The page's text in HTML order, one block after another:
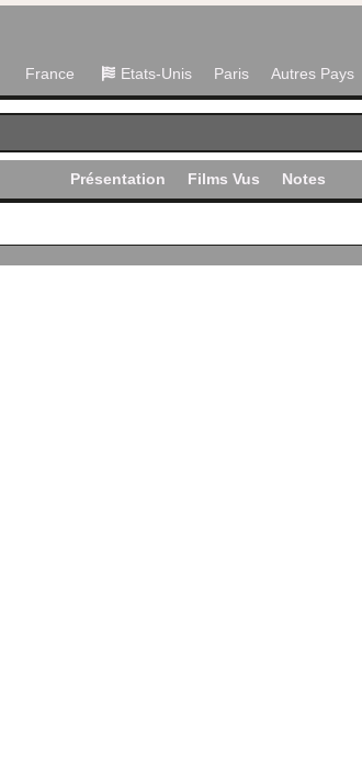
France Etats-Unis Paris Autres Pays
Présentation Films Vus Notes